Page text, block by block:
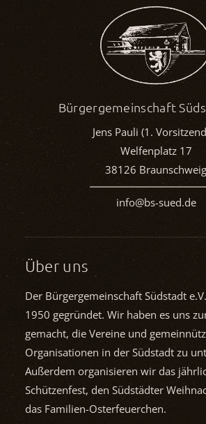
Bürgergemeinschaft
Jens Pauli (1.
Welfenplatz 17
38126 Braunschweig
info@bs-sued.de
Über uns
Der Bürgergemeinschaft Südstadt
1950 gegründet. Wir haben es uns
gemacht, die Vereine und
Organisationen in der Südstadt zu
Außerdem organisieren wir das
Schützenfest, den Südstädter
das Familien-Osterfeuerchen.